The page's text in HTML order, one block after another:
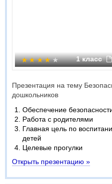
1 класс
Презентация на тему
дошкольников
Обеспечение
Работа с родителями
Главная цель по
детей
Целевые прогулки
Открыть презентацию »